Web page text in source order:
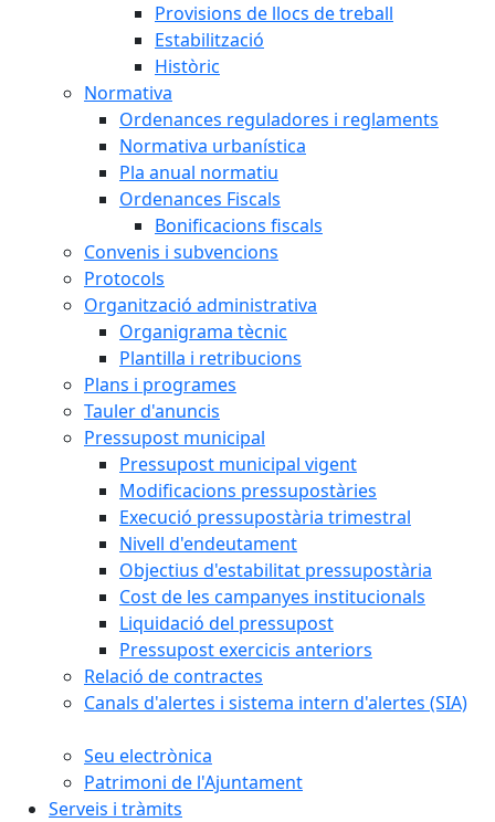
Provisions de llocs de treball
Estabilització
Històric
Normativa
Ordenances reguladores i reglaments
Normativa urbanística
Pla anual normatiu
Ordenances Fiscals
Bonificacions fiscals
Convenis i subvencions
Protocols
Organització administrativa
Organigrama tècnic
Plantilla i retribucions
Plans i programes
Tauler d'anuncis
Pressupost municipal
Pressupost municipal vigent
Modificacions pressupostàries
Execució pressupostària trimestral
Nivell d'endeutament
Objectius d'estabilitat pressupostària
Cost de les campanyes institucionals
Liquidació del pressupost
Pressupost exercicis anteriors
Relació de contractes
Canals d'alertes i sistema intern d'alertes (SIA)
Seu electrònica
Patrimoni de l'Ajuntament
Serveis i tràmits